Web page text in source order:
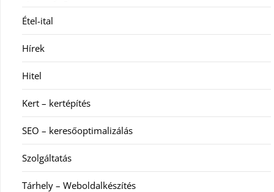
Étel-ital
Hírek
Hitel
Kert – kertépítés
SEO – keresőoptimalizálás
Szolgáltatás
Tárhely – Weboldalkészítés